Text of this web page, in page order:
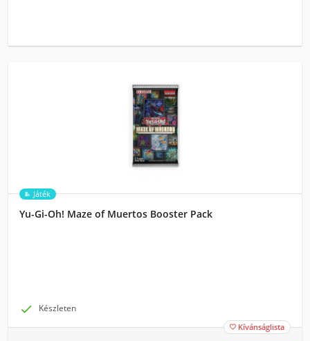
Játék
Yu-Gi-Oh! Maze of Muertos Booster Pack
 Készleten
 Kívánságlista